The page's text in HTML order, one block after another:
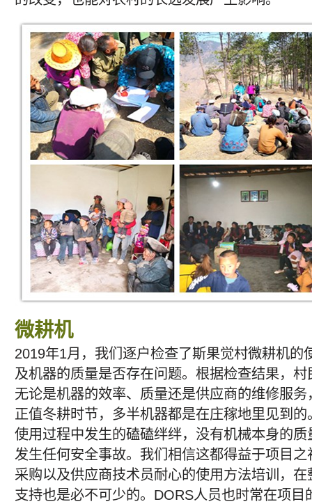
微耕机
2019年1月，我们逐户检查了斯果觉村微耕机的
及机器的质量是否存在问题。根据检查结果，
无论是机器的效率、质量还是供应商的维修服
正值冬耕时节，多半机器都是在庄稼地里见到
使用过程中发生的磕磕绊绊，没有机械本身的
发生任何安全事故。我们相信这都得益于项目
采购以及供应商技术员耐心的使用方法培训，
支持也是必不可少的。DORS人员也时常在项目